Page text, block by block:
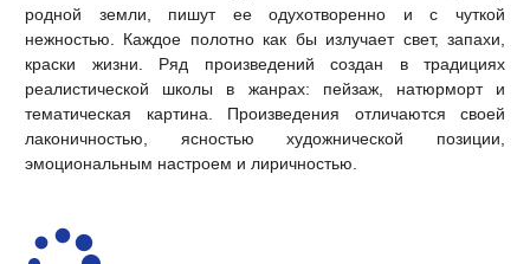
родной земли, пишут ее одухотворенно и с чуткой
нежностью. Каждое полотно как бы излучает свет, запахи,
краски жизни. Ряд произведений создан в традициях
реалистической школы в жанрах: пейзаж, натюрморт и
тематическая картина. Произведения отличаются своей
лаконичностью, ясностью художнической позиции,
эмоциональным настроем и лиричностью.